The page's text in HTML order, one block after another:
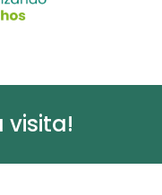
visita!